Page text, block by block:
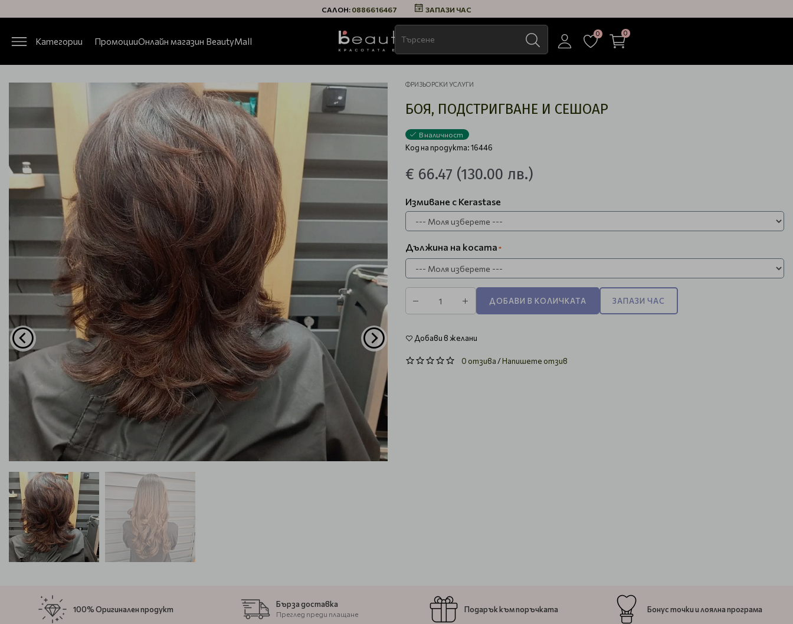
САЛОН: 0886616467 ЗАПАЗИ ЧАС
Категории ПромоцииОнлайн магазин BeautyMall
0 0
ФРИЗЬОРСКИ УСЛУГИ
БОЯ, ПОДСТРИГВАНЕ И СЕШОАР
В наличност
Код на продукта: 16446
€ 66.47 (130.00 лв.)
Измиване с Kerastase
Дължина на косата
ДОБАВИ В КОЛИЧКАТА ЗАПАЗИ ЧАС
Добави в желани
0 отзива/Напишете отзив
100% Оригинален продукт
Бърза доставка
Преглед преди плащане
Подарък към поръчката Бонус точки и лоялна програма